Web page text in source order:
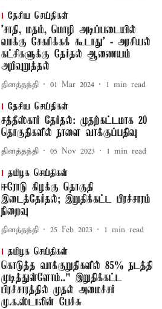
தேசிய செய்திகள்
'சாதி, மதம், மொழி அடிப்படையில்
வாக்கு சேகரிக்கக் கூடாது' - அரசியல்
கட்சிகளுக்கு தேர்தல் ஆணையம்
அறிவுறுத்தல்
தினத்தந்தி 01 Mar 2024 1 min read
தேசிய செய்திகள்
சத்தீஸ்கார் தேர்தல்: முதற்கட்டமாக 20
தொகுதிகளில் நாளை வாக்குப்பதிவு
தினத்தந்தி 05 Nov 2023 1 min read
தமிழக செய்திகள்
ஈரோடு கிழக்கு தொகுதி
இடைத்தேர்தல்; இறுதிக்கட்ட பிரச்சாரம்
நிறைவு
தினத்தந்தி 25 Feb 2023 1 min read
தமிழக செய்திகள்
கொடுத்த வாக்குறுதிகளில் 85% நடத்தி
முடித்துள்ளோம்.." இறுதிக்கட்ட
பிரச்சாரத்தில் முதல் அமைச்சர்
மு.க.ஸ்டாலின் பேச்சு